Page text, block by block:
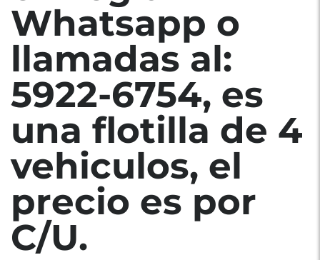
Whatsapp o
llamadas al:
5922-6754, es
una flotilla de 4
vehiculos, el
precio es por
C/U.